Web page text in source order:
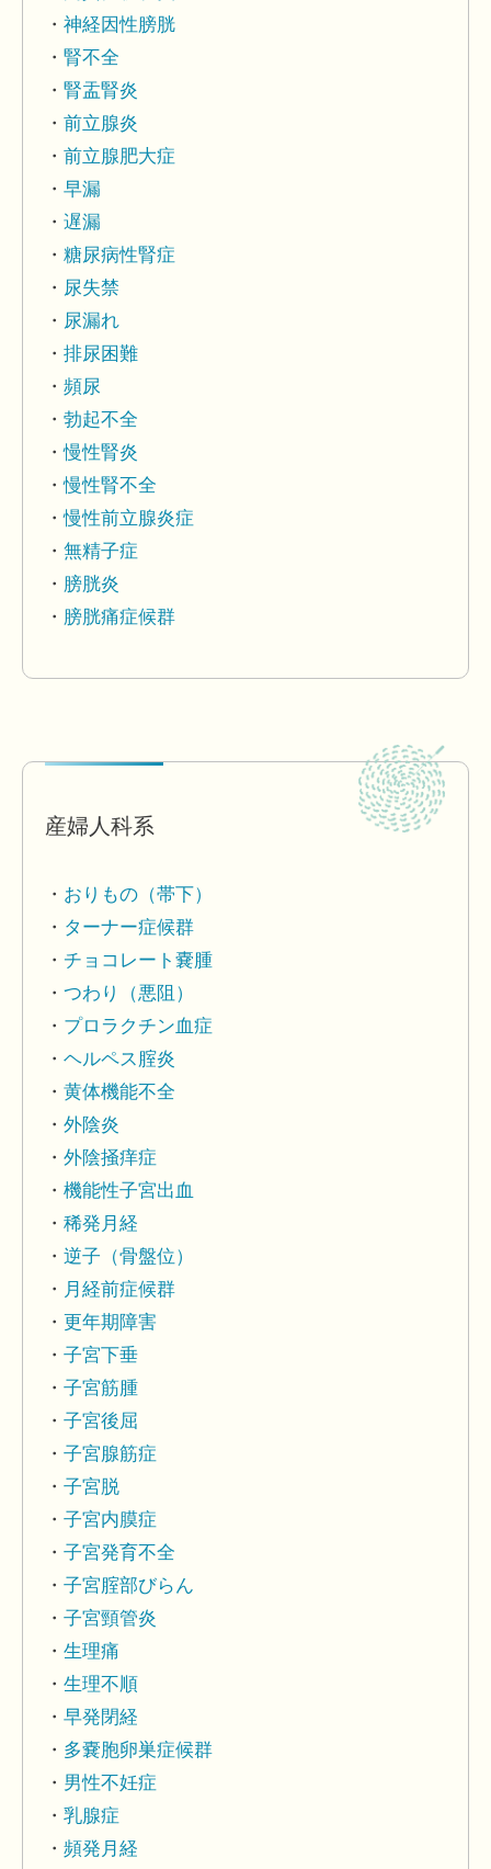
神経因性膀胱
腎不全
腎盂腎炎
前立腺炎
前立腺肥大症
早漏
遅漏
糖尿病性腎症
尿失禁
尿漏れ
排尿困難
頻尿
勃起不全
慢性腎炎
慢性腎不全
慢性前立腺炎症
無精子症
膀胱炎
膀胱痛症候群
産婦人科系
おりもの（帯下）
ターナー症候群
チョコレート嚢腫
つわり（悪阻）
プロラクチン血症
ヘルペス腟炎
黄体機能不全
外陰炎
外陰掻痒症
機能性子宮出血
稀発月経
逆子（骨盤位）
月経前症候群
更年期障害
子宮下垂
子宮筋腫
子宮後屈
子宮腺筋症
子宮脱
子宮内膜症
子宮発育不全
子宮腟部びらん
子宮頸管炎
生理痛
生理不順
早発閉経
多嚢胞卵巣症候群
男性不妊症
乳腺症
頻発月経